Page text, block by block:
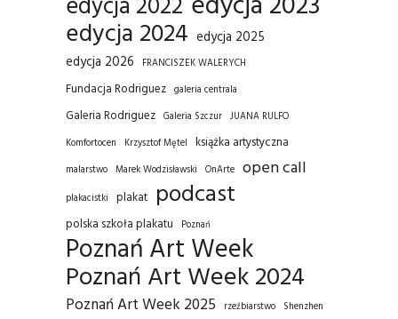
edycja 2024 edycja 2025
edycja 2026
FRANCISZEK WALERYCH
Fundacja Rodriguez galeria centrala
Galeria Rodriguez Galeria Szczur JUANA RULFO
Komfortocen
Krzysztof Mętel książka artystyczna
malarstwo Marek Wodzisławski OnArte open call
plakacistki plakat podcast
polska szkoła plakatu Poznań
Poznań Art Week
Poznań Art Week 2024
Poznań Art Week 2025 rzeźbiarstwo Shenzhen